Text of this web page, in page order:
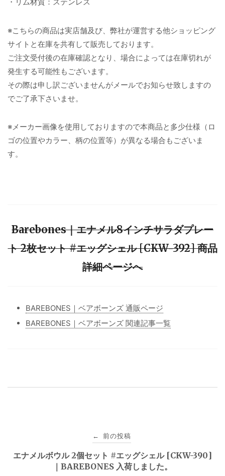
※こちらの商品は実店舗及び、弊社が運営する他ショッピング
サイトと在庫を共有して販売しております。
ご注文受付後の在庫確認となり、場合によっては在庫切れが
発生する可能性もございます。
その際は申し訳ございませんがメールでお知らせ致しますの
でご了承下さいませ。
※メーカー画像を使用しておりますので本商品と多少仕様（ロ
ゴの位置やカラー、柄の位置等）が異なる場合もございま
す。
Barebones｜エナメル8インチサラダプレー
ト 2枚セット #エッグシェル [CKW-392] 商品
詳細ページへ
BAREBONES｜ベアボーンズ 通販ページ
BAREBONES｜ベアボーンズ 関連記事一覧
稿
← 前の投稿
エナメルボウル 2個セット #エッグシェル [CKW-390]
｜BAREBONES 入荷しました。